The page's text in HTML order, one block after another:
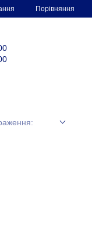
Порівняння